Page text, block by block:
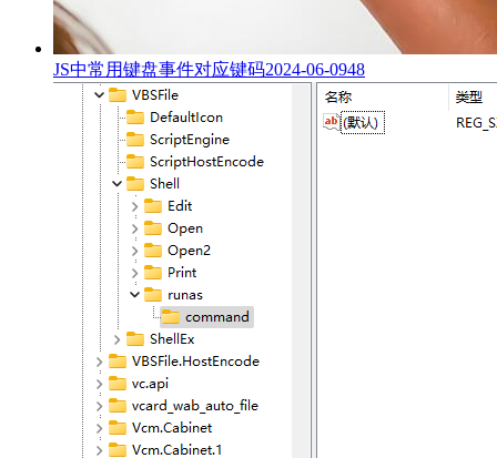
JS中常用键盘事件对应键码2024-06-0948